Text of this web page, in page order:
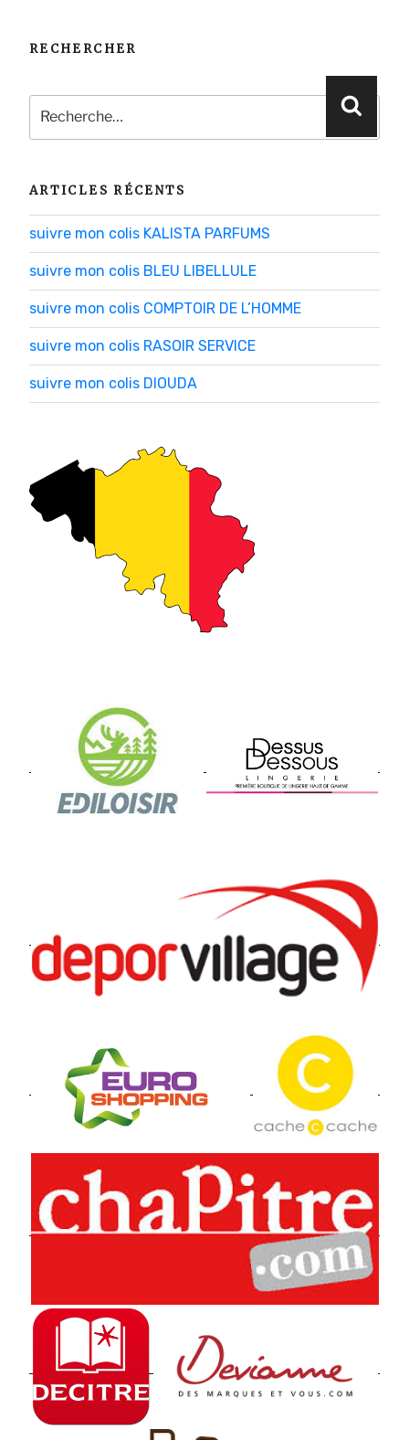
RECHERCHER
Recherche
pour
:
ARTICLES RÉCENTS
suivre mon colis KALISTA PARFUMS
suivre mon colis BLEU LIBELLULE
suivre mon colis COMPTOIR DE L’HOMME
suivre mon colis RASOIR SERVICE
suivre mon colis DIOUDA